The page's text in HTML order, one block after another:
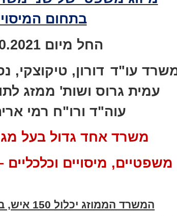
בתחום
החל מיום 1.10.2021
עו"ד דורון, טיקוצקי,
עמית גרוס ושות' ממזג
עוה"ד ורו"ח רמי
משרד אחד גדול בעל
משפטיים, מיסויים וכלכליים
המשרד הממוזג יכלול 150 איש, בהם 26 שותפים